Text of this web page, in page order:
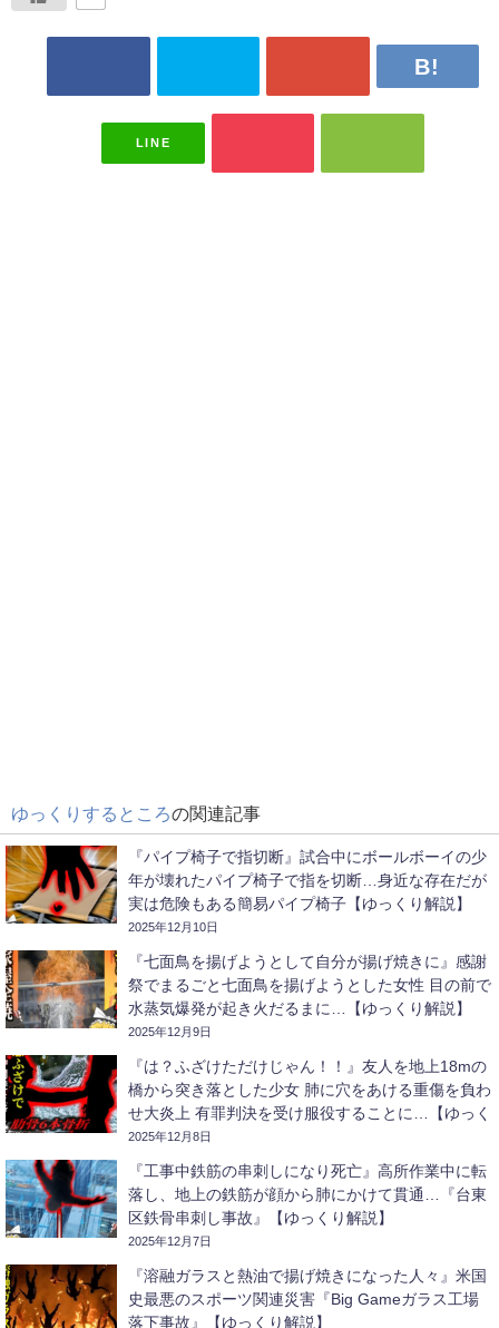
LINE
ゆっくりするところの関連記事
『パイプ椅子で指切断』試合中にボールボーイの少
年が壊れたパイプ椅子で指を切断…身近な存在だが
実は危険もある簡易パイプ椅子【ゆっくり解説】
2025年12月10日
『七面鳥を揚げようとして自分が揚げ焼きに』感謝
祭でまるごと七面鳥を揚げようとした女性 目の前で
水蒸気爆発が起き火だるまに…【ゆっくり解説】
2025年12月9日
『は？ふざけただけじゃん！！』友人を地上18mの
橋から突き落とした少女 肺に穴をあける重傷を負わ
せ大炎上 有罪判決を受け服役することに…【ゆっく
り解説】
2025年12月8日
『工事中鉄筋の串刺しになり死亡』高所作業中に転
落し、地上の鉄筋が顔から肺にかけて貫通…『台東
区鉄骨串刺し事故』【ゆっくり解説】
2025年12月7日
『溶融ガラスと熱油で揚げ焼きになった人々』米国
史最悪のスポーツ関連災害『Big Gameガラス工場
落下事故』【ゆっくり解説】